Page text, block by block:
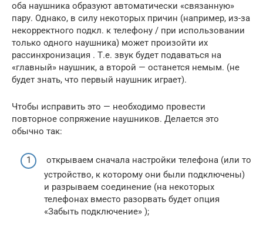
оба наушника образуют автоматически «связанную»
пару. Однако, в силу некоторых причин (например, из-за
некорректного подкл. к телефону / при использовании
только одного наушника) может произойти их
рассинхронизация . Т.е. звук будет подаваться на
«главный» наушник, а второй — останется немым. (не
будет знать, что первый наушник играет).
Чтобы исправить это — необходимо провести
повторное сопряжение наушников. Делается это
обычно так:
открываем сначала настройки телефона (или то
устройство, к которому они были подключены)
и разрываем соединение (на некоторых
телефонах вместо разорвать будет опция
«Забыть подключение» );